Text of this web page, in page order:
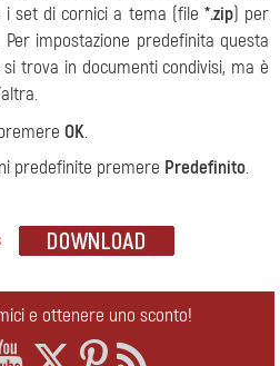
i set di cornici a tema (file *.zip) per
impostazione predefinita questa
si trova in documenti condivisi, ma è
OK.
predefinite premere Predefinito.
e ottenere uno sconto!